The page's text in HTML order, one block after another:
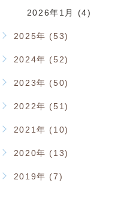
2026年1月 (4)
2025年 (53)
2024年 (52)
2023年 (50)
2022年 (51)
2021年 (10)
2020年 (13)
2019年 (7)